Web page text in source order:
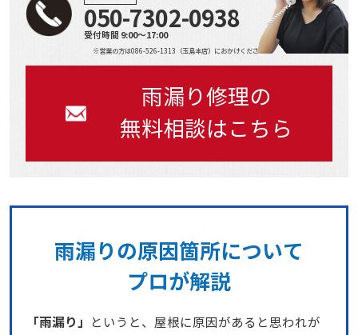
050-7302-0938
受付時間 9:00～17:00
※営業の方は086-526-1313（玉島本店）におかけください
雨漏り修理の
無料相談はこちら
雨漏りの原因箇所について
プロが解説
「雨漏り」
というと、屋根に原因があると思われが